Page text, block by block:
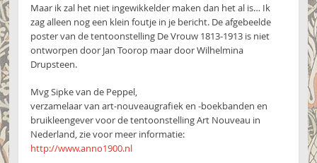
Maar ik zal het niet ingewikkelder maken dan het al is… Ik
zag alleen nog een klein foutje in je bericht. De afgebeelde
poster van de tentoonstelling De Vrouw 1813-1913 is niet
ontworpen door Jan Toorop maar door Wilhelmina
Drupsteen.
Mvg Sipke van de Peppel,
verzamelaar van art-nouveaugrafiek en -boekbanden en
bruikleengever voor de tentoonstelling Art Nouveau in
Nederland, zie voor meer informatie:
http://www.anno1900.nl